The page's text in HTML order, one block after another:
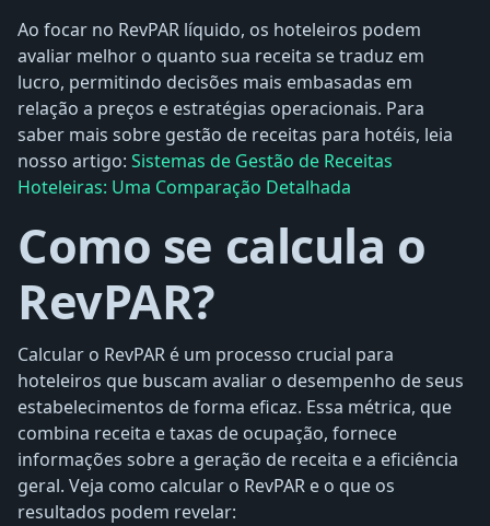
Ao focar no RevPAR líquido, os hoteleiros podem
avaliar melhor o quanto sua receita se traduz em
lucro, permitindo decisões mais embasadas em
relação a preços e estratégias operacionais. Para
saber mais sobre gestão de receitas para hotéis, leia
nosso artigo: Sistemas de Gestão de Receitas
Hoteleiras: Uma Comparação Detalhada
Como se calcula o
RevPAR?
Calcular o RevPAR é um processo crucial para
hoteleiros que buscam avaliar o desempenho de seus
estabelecimentos de forma eficaz. Essa métrica, que
combina receita e taxas de ocupação, fornece
informações sobre a geração de receita e a eficiência
geral. Veja como calcular o RevPAR e o que os
resultados podem revelar: